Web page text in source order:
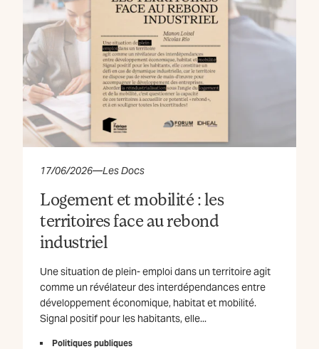
17/06/2026—Les Docs
Logement et mobilité : les
territoires face au rebond
industriel
Une situation de plein- emploi dans un territoire agit
comme un révélateur des interdépendances entre
développement économique, habitat et mobilité.
Signal positif pour les habitants, elle...
Politiques publiques